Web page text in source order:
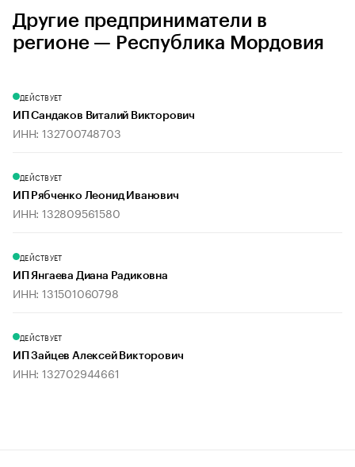
Другие предприниматели в
регионе — Республика Мордовия
ДЕЙСТВУЕТ
ИП Сандаков Виталий Викторович
ИНН: 132700748703
ДЕЙСТВУЕТ
ИП Рябченко Леонид Иванович
ИНН: 132809561580
ДЕЙСТВУЕТ
ИП Янгаева Диана Радиковна
ИНН: 131501060798
ДЕЙСТВУЕТ
ИП Зайцев Алексей Викторович
ИНН: 132702944661